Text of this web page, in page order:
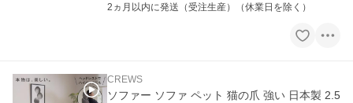
2ヵ月以内に発送（受注生産）（休業日を除く）
CREWS
ソファー ソファ ペット 猫の爪 強い 日本製 2.5